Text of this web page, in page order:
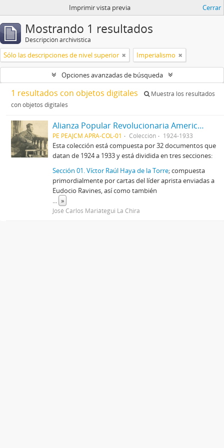
Imprimir vista previa Cerrar
Mostrando 1 resultados
Descripción archivística
Sólo las descripciones de nivel superior Imperialismo
Opciones avanzadas de búsqueda
1 resultados con objetos digitales
Muestra los resultados
con objetos digitales
Alianza Popular Revolucionaria Americana-APRA (Colección)
PE PEAJCM APRA-COL-01 Colección 1924-1933
Esta colección está compuesta por 32 documentos que
datan de 1924 a 1933 y está dividida en tres secciones:
Sección 01. Víctor Raúl Haya de la Torre; compuesta
primordialmente por cartas del líder aprista enviadas a
Eudocio Ravines, así como también
... »
José Carlos Mariátegui La Chira